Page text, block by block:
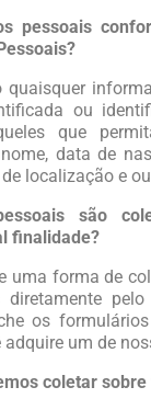
pessoais
quaisquer
ou
que
data de
localização e
são
finalidade?
uma forma de
os
um de
coletar sobre